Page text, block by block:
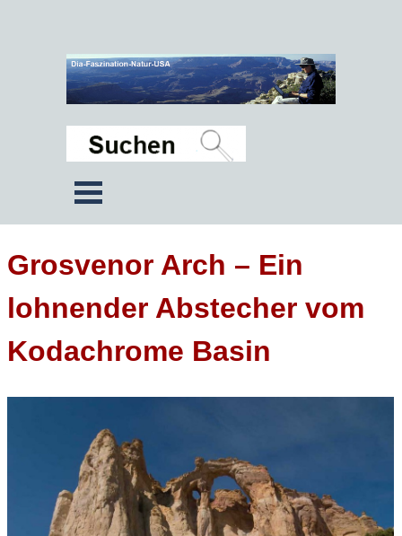
Grosvenor Arch – Ein
lohnender Abstecher vom
Kodachrome Basin